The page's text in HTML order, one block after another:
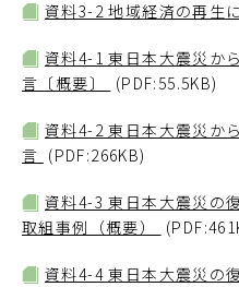
資料3-2 地域経済の再生
資料4-1 東日本大震災か
言〔概要〕
(PDF:55.5KB)
資料4-2 東日本大震災か
言 (PDF:266KB)
資料4-3 東日本大震災の
取組事例（概要）
資料4-4 東日本大震災の